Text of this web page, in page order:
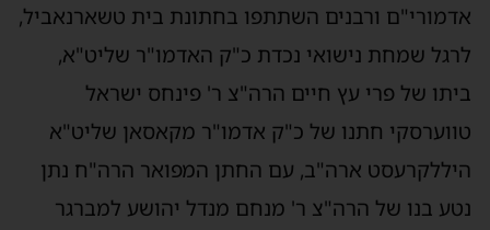
אדמורי"ם ורבנים השתתפו בחתונת בית טשארנאביל,
לרגל שמחת נישואי נכדת כ"ק האדמו"ר שליט"א,
ביתו של פרי עץ חיים הרה"צ ר' פינחס ישראל
טווערסקי חתנו של כ"ק אדמו"ר מקאסאן שליט"א
היללקרעסט ארה"ב, עם החתן המפואר הרה"ח נתן
נטע בנו של הרה"צ ר' מנחם מנדל יהושע למברגר